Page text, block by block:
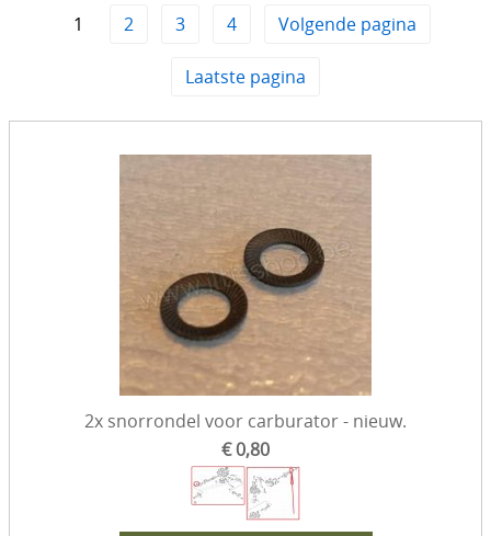
Interieur
Motorisch & toebehoren
Koelsysteem
Remmen & toebehoren
Onderstel / Ophanging
Uitlaat & toebehoren
Stuurinrichting
Opbouw / extrieur
Toebehoren
1 2 3 4 Volgende pagina
Laatste pagina
2x snorrondel voor carburator - nieuw.
€ 0,80